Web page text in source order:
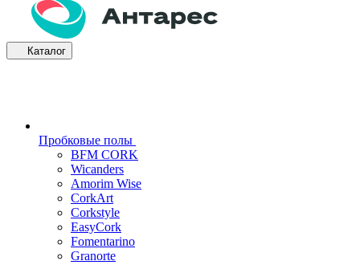
Каталог
Пробковые полы
BFM CORK
Wicanders
Amorim Wise
CorkArt
Corkstyle
EasyCork
Fomentarino
Granorte